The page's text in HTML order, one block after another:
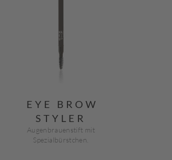
EYE BROW
STYLER
Augenbrauenstift mit
Spezialbürstchen.